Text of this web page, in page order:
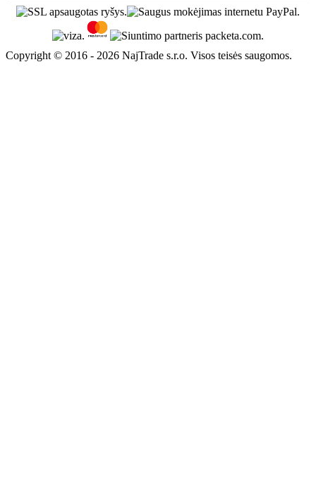
Copyright © 2016 - 2026 NajTrade s.r.o. Visos teisės saugomos.